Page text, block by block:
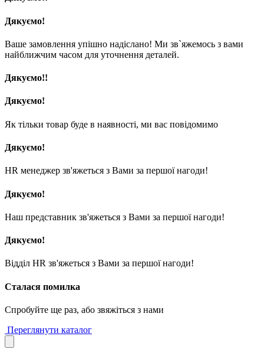
Дякуємо!
Ваше замовлення упішно надіслано! Ми зв`яжемось з вами
найближчим часом для уточнення деталей.
Дякуємо!!
Дякуємо!
Як тільки товар буде в наявності, ми вас повідомимо
Дякуємо!
HR менеджер зв'яжеться з Вами за першої нагоди!
Дякуємо!
Наш представник зв'яжеться з Вами за першої нагоди!
Дякуємо!
Відділ HR зв'яжеться з Вами за першої нагоди!
Сталася помилка
Спробуйте ще раз, або звяжіться з нами
Переглянути каталог